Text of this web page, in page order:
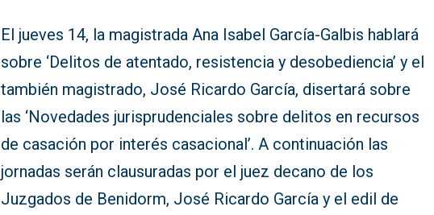
El jueves 14, la magistrada Ana Isabel García-Galbis hablará
sobre ‘Delitos de atentado, resistencia y desobediencia’ y el
también magistrado, José Ricardo García, disertará sobre
las ‘Novedades jurisprudenciales sobre delitos en recursos
de casación por interés casacional’. A continuación las
jornadas serán clausuradas por el juez decano de los
Juzgados de Benidorm, José Ricardo García y el edil de